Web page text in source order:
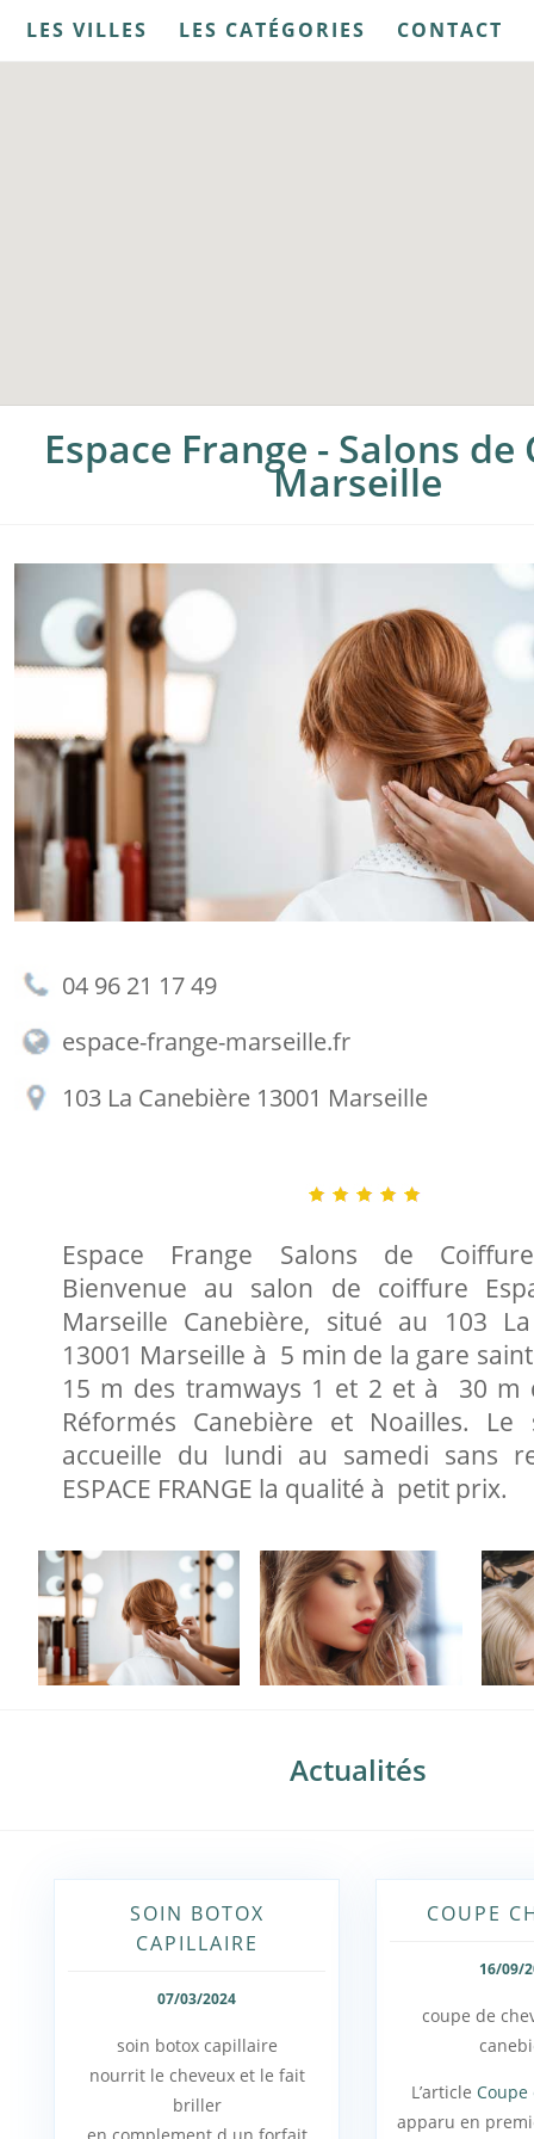
LES VILLES LES CATÉGORIES CONTACT
Espace Frange - Salons
Marseille
04 96 21 17 49
espace-frange-marseille.fr
103 La Canebière 13001 Marseille
Espace Frange Salons de
Bienvenue au salon de coiffure
Marseille Canebière, situé au 103
13001 Marseille à 5 min de la gare
15 m des tramways 1 et 2 et à 30 m
Réformés Canebière et Noailles. Le
accueille du lundi au samedi sans
ESPACE FRANGE la qualité à petit prix.
Actualités
SOIN BOTOX
CAPILLAIRE
07/03/2024
soin botox capillaire
nourrit le cheveux et le fait
briller
COUPE
16/09/
coupe de
L’article Coupe
apparu en